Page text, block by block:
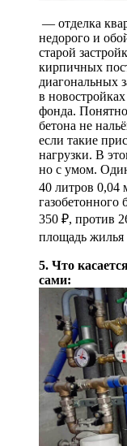
— отделка
недорого и
старой
кирпичных
диагональных
в
фонда.
бетона не
если такие
нагрузки. В
но с умом.
40 литров 0,04
350 ₽, против
площадь жилья
5. Что
сами: